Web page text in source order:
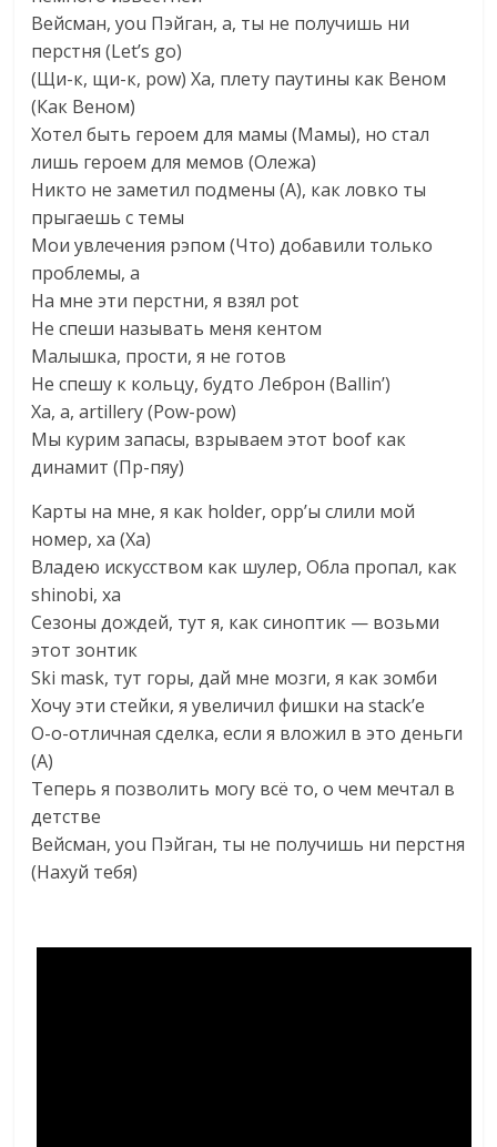
Вейсман, you Пэйган, а, ты не получишь ни
перстня (Let’s go)
(Щи-к, щи-к, pow) Ха, плету паутины как Веном
(Как Веном)
Хотел быть героем для мамы (Мамы), но стал
лишь героем для мемов (Олежа)
Никто не заметил подмены (А), как ловко ты
прыгаешь с темы
Мои увлечения рэпом (Что) добавили только
проблемы, а
На мне эти перстни, я взял pot
Не спеши называть меня кентом
Малышка, прости, я не готов
Не спешу к кольцу, будто Леброн (Ballin’)
Ха, а, artillery (Pow-pow)
Мы курим запасы, взрываем этот boof как
динамит (Пр-пяу)
Карты на мне, я как holder, opp’ы слили мой
номер, ха (Ха)
Владею искусством как шулер, Обла пропал, как
shinobi, ха
Сезоны дождей, тут я, как синоптик — возьми
этот зонтик
Ski mask, тут горы, дай мне мозги, я как зомби
Хочу эти стейки, я увеличил фишки на stack’е
О-о-отличная сделка, если я вложил в это деньги
(А)
Теперь я позволить могу всё то, о чем мечтал в
детстве
Вейсман, you Пэйган, ты не получишь ни перстня
(Нахуй тебя)